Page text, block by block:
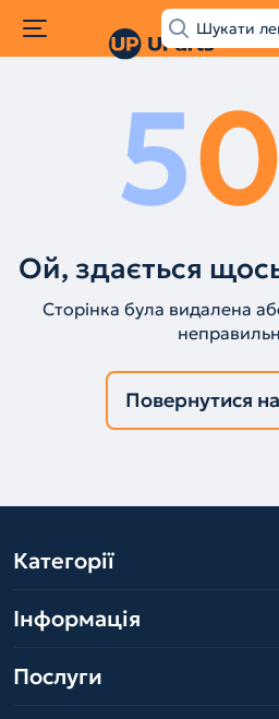
50
Ой, здається
Сторінка була видалена
Повернутися
Категорії
Інформація
Послуги